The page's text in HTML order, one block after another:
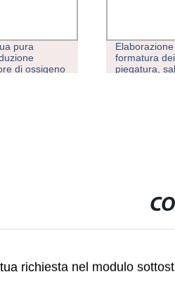
della
fresatura,
laser
Centro di
assi 1270L/
orizzontale/
richiesta nel modulo